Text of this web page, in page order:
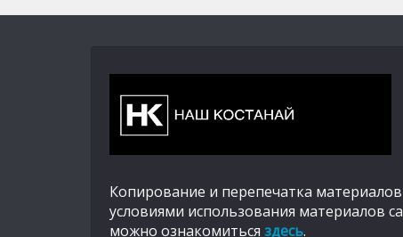
Копирование и перепечатка
условиями использования материалов
можно ознакомиться здесь.